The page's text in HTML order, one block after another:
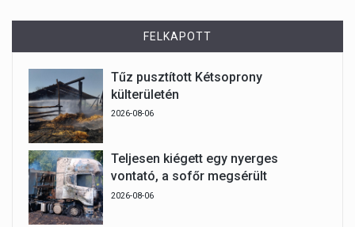
FELKAPOTT
Tűz pusztított Kétsoprony
külterületén
2026-08-06
Teljesen kiégett egy nyerges
vontató, a sofőr megsérült
2026-08-06